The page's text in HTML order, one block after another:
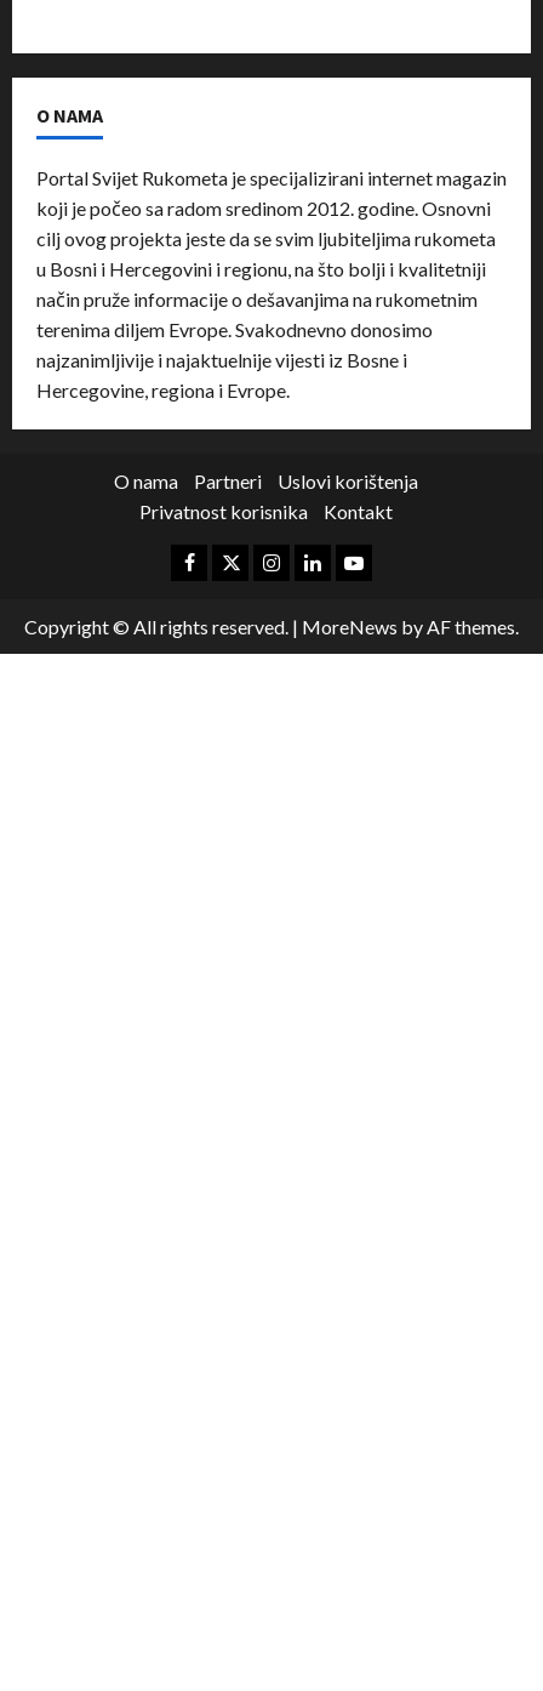
O NAMA
Portal Svijet Rukometa je specijalizirani internet magazin
koji je počeo sa radom sredinom 2012. godine. Osnovni
cilj ovog projekta jeste da se svim ljubiteljima rukometa
u Bosni i Hercegovini i regionu, na što bolji i kvalitetniji
način pruže informacije o dešavanjima na rukometnim
terenima diljem Evrope. Svakodnevno donosimo
najzanimljivije i najaktuelnije vijesti iz Bosne i
Hercegovine, regiona i Evrope.
O nama Partneri
Uslovi korištenja
Privatnost korisnika
Kontakt
Copyright © All rights reserved. | MoreNews by AF themes.